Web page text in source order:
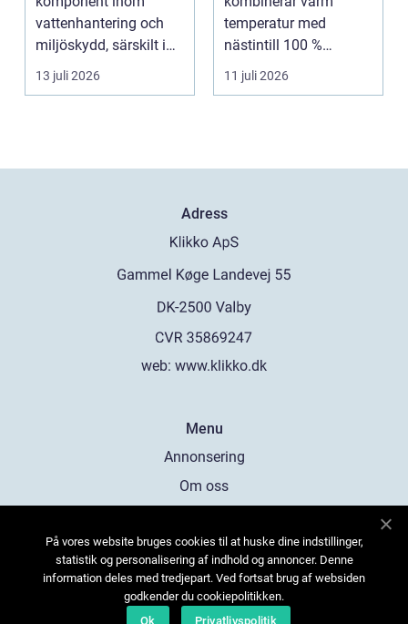
vattenhantering och
miljöskydd, särskilt i
verksamheter som i...
13 juli 2026
temperatur med
nästintill 100 %
luftfuktighet för att
sk...
11 juli 2026
Adress
web: www.klikko.dk
Menu
Annonsering
Om oss
Kontakta oss
Sitemap
På vores website bruges cookies til at huske dine indstillinger,
statistik og personalisering af indhold og annoncer. Denne
information deles med tredjepart. Ved fortsat brug af websiden
godkender du cookiepolitikken.
Ok
Privatlivspolitik